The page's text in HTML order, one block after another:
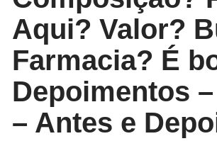
Aqui? Valor?
Farmacia? É
Depoimentos
– Antes e